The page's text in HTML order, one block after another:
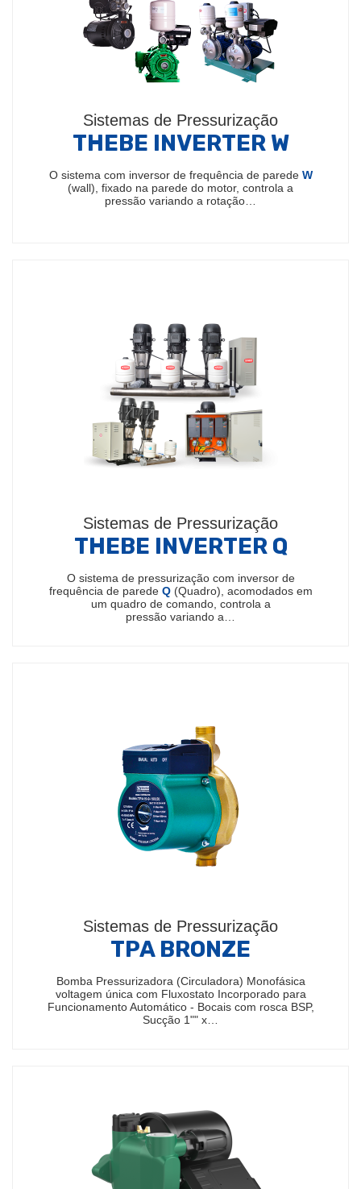
Sistemas de Pressurização
THEBE INVERTER W
O sistema com inversor de frequência de parede W
(wall), fixado na parede do motor, controla a
pressão variando a rotação…
Sistemas de Pressurização
THEBE INVERTER Q
O sistema de pressurização com inversor de
frequência de parede Q(Quadro), acomodados em
um quadro de comando, controla a
pressão variando a…
Sistemas de Pressurização
TPA BRONZE
Bomba Pressurizadora (Circuladora) Monofásica
voltagem única com Fluxostato Incorporado para
Funcionamento Automático - Bocais com rosca BSP,
Sucção 1"" x…